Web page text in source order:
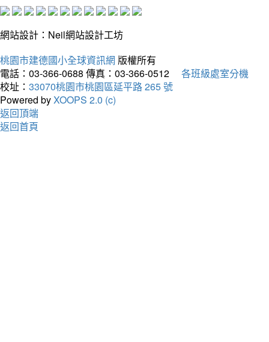
網站設計：Neil網站設計工坊
桃園市建德國小全球資訊網 版權所有
電話：03-366-0688 傳真：03-366-0512
各班級處室分機
校址： 33070桃園市桃園區延平路 265 號
Powered byXOOPS 2.0 (c)
返回頂端
返回首頁